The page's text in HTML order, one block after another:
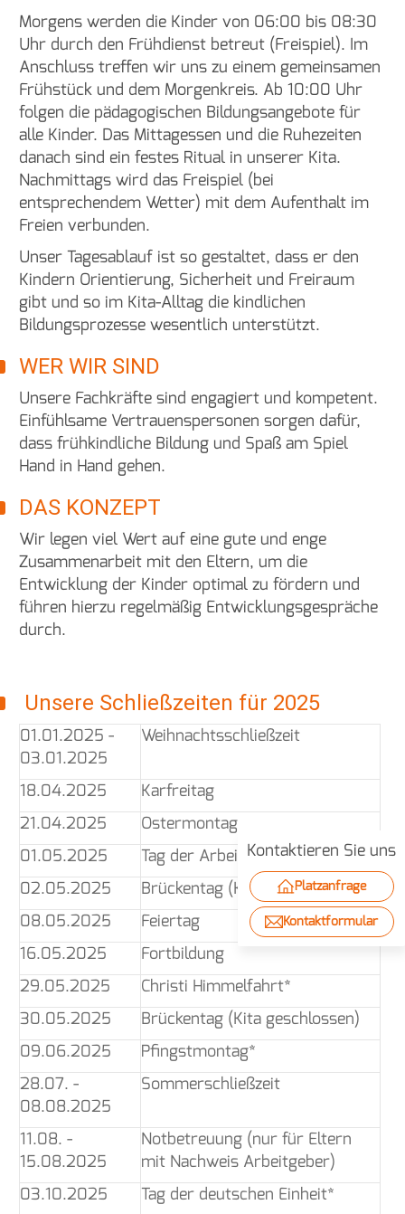
Kontaktieren Sie uns
Platzanfrage
Kontaktformular
Morgens werden die Kinder von 06:00 bis 08:30
Uhr durch den Frühdienst betreut (Freispiel). Im
Anschluss treffen wir uns zu einem gemeinsamen
Frühstück und dem Morgenkreis. Ab 10:00 Uhr
folgen die pädagogischen Bildungsangebote für
alle Kinder. Das Mittagessen und die Ruhezeiten
danach sind ein festes Ritual in unserer Kita.
Nachmittags wird das Freispiel (bei
entsprechendem Wetter) mit dem Aufenthalt im
Freien verbunden.
Unser Tagesablauf ist so gestaltet, dass er den
Kindern Orientierung, Sicherheit und Freiraum
gibt und so im Kita-Alltag die kindlichen
Bildungsprozesse wesentlich unterstützt.
WER WIR SIND
Unsere Fachkräfte sind engagiert und kompetent.
Einfühlsame Vertrauenspersonen sorgen dafür,
dass frühkindliche Bildung und Spaß am Spiel
Hand in Hand gehen.
DAS KONZEPT
Wir legen viel Wert auf eine gute und enge
Zusammenarbeit mit den Eltern, um die
Entwicklung der Kinder optimal zu fördern und
führen hierzu regelmäßig Entwicklungsgespräche
durch.
Unsere Schließzeiten für 2025
01.01.2025 -
03.01.2025
Weihnachtsschließzeit
18.04.2025
Karfreitag
21.04.2025
Ostermontag
01.05.2025
Tag der Arbeit*
02.05.2025
Brückentag (Kita geschlossen)
08.05.2025
Feiertag
16.05.2025
Fortbildung
29.05.2025
Christi Himmelfahrt*
30.05.2025
Brückentag (Kita geschlossen)
09.06.2025
Pfingstmontag*
28.07. -
08.08.2025
Sommerschließzeit
11.08. -
15.08.2025
Notbetreuung (nur für Eltern
mit Nachweis Arbeitgeber)
03.10.2025
Tag der deutschen Einheit*